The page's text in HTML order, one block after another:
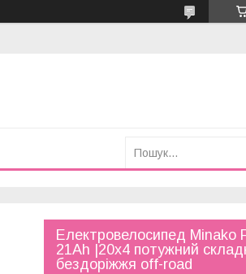
Електровелосипед Minako
21Ah |20x4 потужний
бездоріжжя off-road